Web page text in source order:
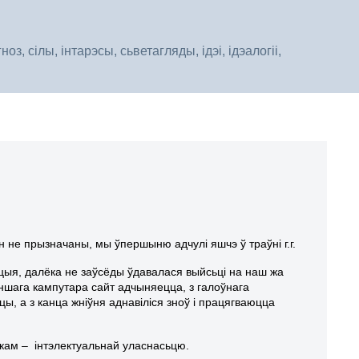
сілы, інтарэсы, сьветагляды, ідэі, ідэалогіі,
прызначаны, мы ўпершыню адчулі яшчэ ў траўні г.г.
далёка не заўсёды ўдавалася выйсьці на наш жа
кампутара сайт адчыняецца, з галоўнага
а з канца жніўня аднавіліся зноў і працягваюцца
– інтэлектуальнай уласнасьцю.